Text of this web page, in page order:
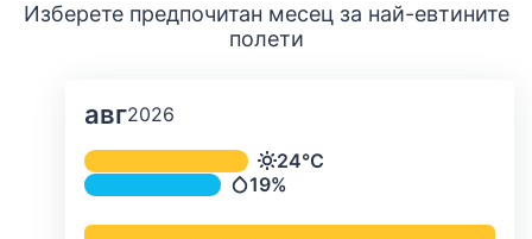
Изберете предпочитан месец за най-евтините
полети
авг2026
Средна месечна температура и
Температура
24°C
Валежи
19%